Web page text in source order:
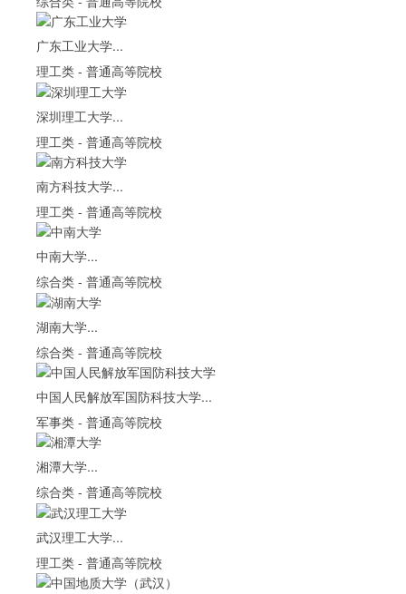
广东工业大学...
理工类 - 普通高等院校
深圳理工大学...
理工类 - 普通高等院校
南方科技大学...
理工类 - 普通高等院校
中南大学...
综合类 - 普通高等院校
湖南大学...
综合类 - 普通高等院校
中国人民解放军国防科技大学...
军事类 - 普通高等院校
湘潭大学...
综合类 - 普通高等院校
武汉理工大学...
理工类 - 普通高等院校